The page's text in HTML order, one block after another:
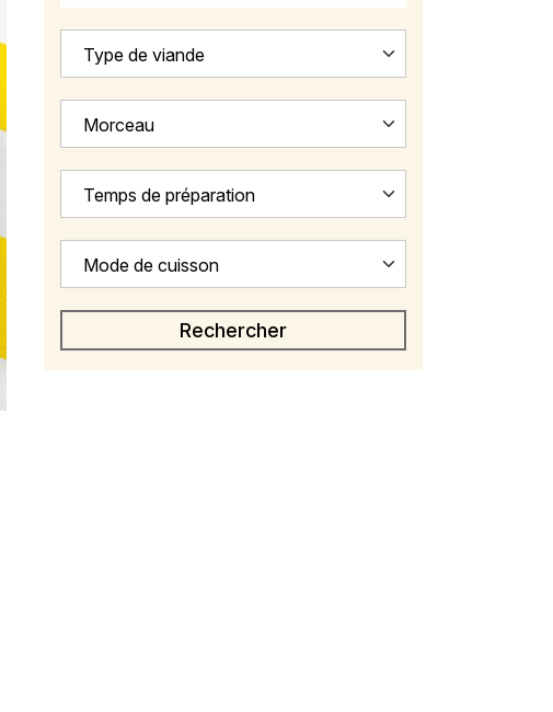
Type de viande
Morceau
Temps de préparation
Mode de cuisson